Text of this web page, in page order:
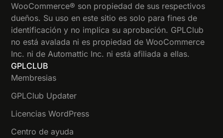
WooCommerce® son propiedad de sus respectivos
dueños. Su uso en este sitio es solo para fines de
identificación y no implica su aprobación. GPLClub
no está avalada ni es propiedad de WooCommerce
Inc. ni de Automattic Inc. ni está afiliada a ellas.
GPLCLUB
Membresias
GPLClub Updater
Licencias WordPress
Centro de ayuda